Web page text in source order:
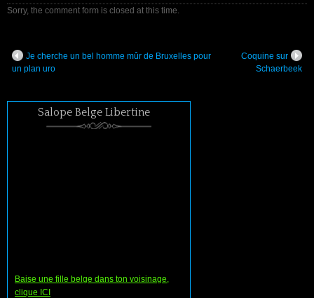
Sorry, the comment form is closed at this time.
Je cherche un bel homme mûr de Bruxelles pour
un plan uro
Coquine sur
Schaerbeek
Salope Belge Libertine
Baise une fille belge dans ton voisinage,
clique ICI